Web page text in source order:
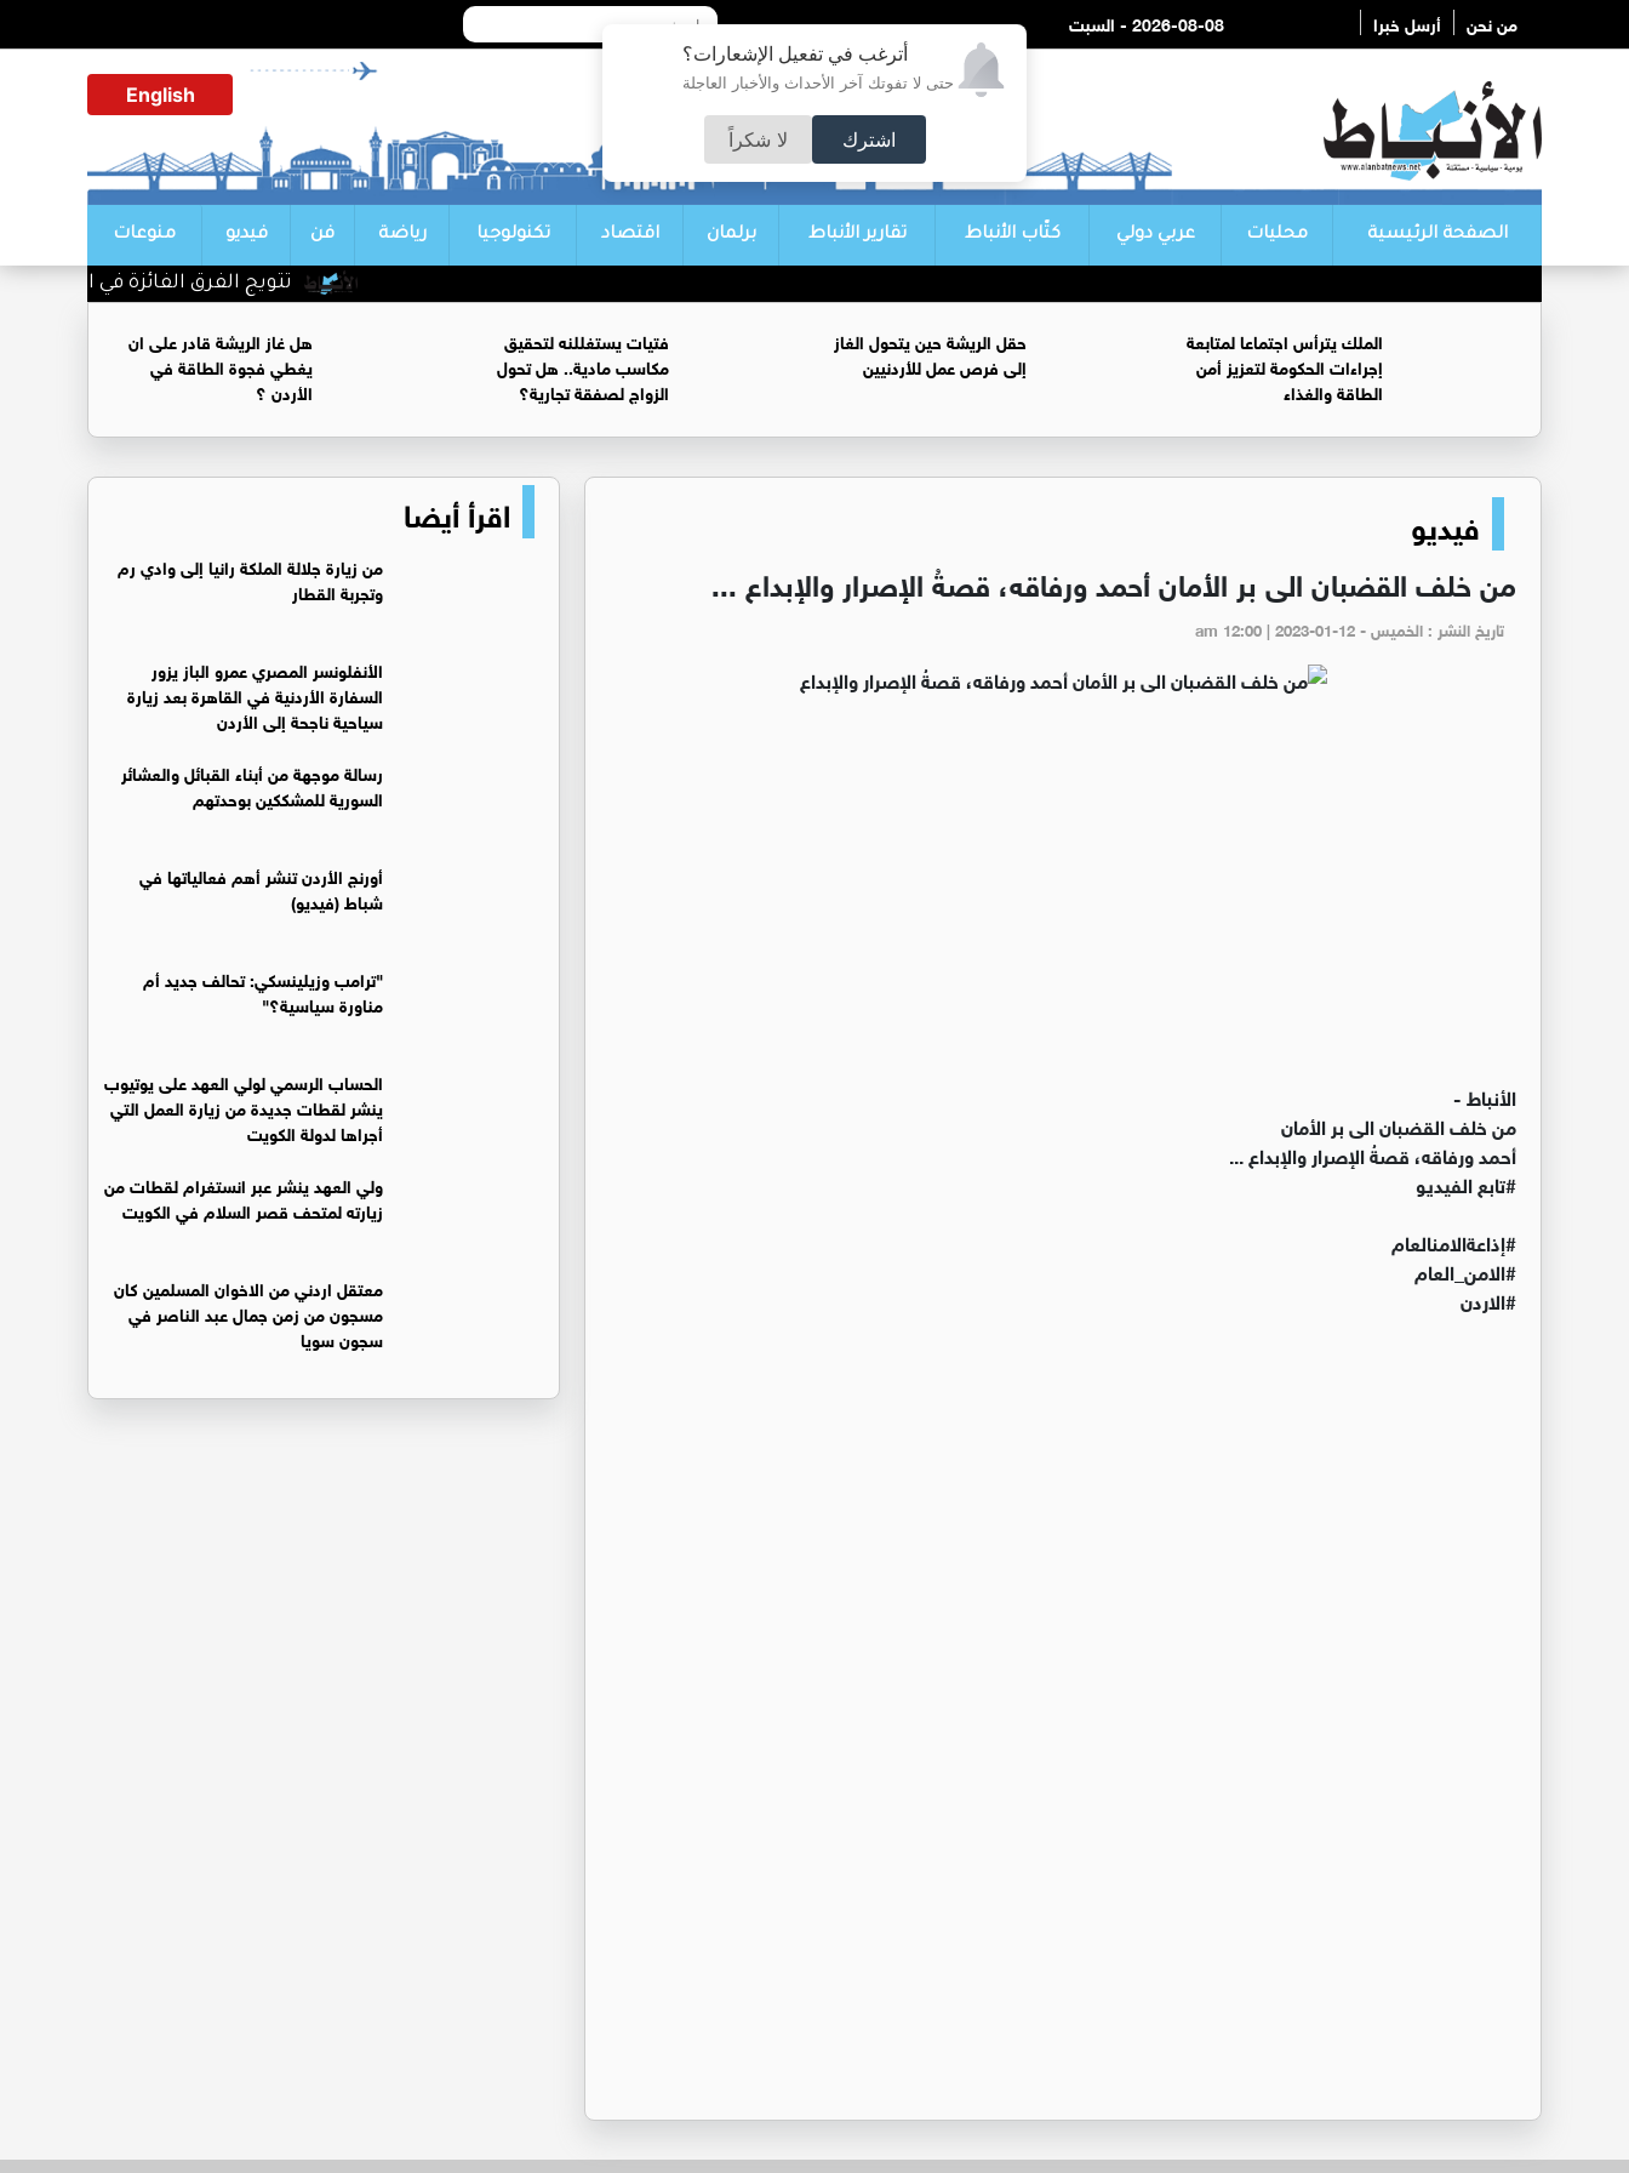
أترغب في تفعيل الإشعارات؟
حتى لا تفوتك آخر الأحداث والأخبار العاجلة
اشترك لا شكراً
من نحن أرسل خبرا 2026-08-08 - السبت
English
الصفحة الرئيسية محليات عربي دولي كتّاب الأنباط تقارير الأنباط برلمان اقتصاد تكنولوجيا رياضة فن فيديو منوعات
تتويج الفرق الفائزة في اليوم الأول
الملك يترأس اجتماعا لمتابعة
إجراءات الحكومة لتعزيز أمن
الطاقة والغذاء
حقل الريشة حين يتحول الغاز
إلى فرص عمل للأردنيين
فتيات يستغللنه لتحقيق
مكاسب مادية.. هل تحول
الزواج لصفقة تجارية؟
هل غاز الريشة قادر على ان
يغطي فجوة الطاقة في
الأردن ؟
فيديو
من خلف القضبان الى بر الأمان أحمد ورفاقه، قصةُ الإصرار والإبداع ...
تاريخ النشر : الخميس - am 12:00 | 2023-01-12
الأنباط -
من خلف القضبان الى بر الأمان
أحمد ورفاقه، قصةُ الإصرار والإبداع ...
#تابع الفيديو
#إذاعةالامنالعام
#الامن_العام
#الاردن
اقرأ أيضا
من زيارة جلالة الملكة رانيا إلى وادي رم
وتجربة القطار
الأنفلونسر المصري عمرو الباز يزور
السفارة الأردنية في القاهرة بعد زيارة
سياحية ناجحة إلى الأردن
رسالة موجهة من أبناء القبائل والعشائر
السورية للمشككين بوحدتهم
أورنج الأردن تنشر أهم فعالياتها في
شباط (فيديو)
"ترامب وزيلينسكي: تحالف جديد أم
مناورة سياسية؟"
الحساب الرسمي لولي العهد على يوتيوب
ينشر لقطات جديدة من زيارة العمل التي
أجراها لدولة الكويت
ولي العهد ينشر عبر انستغرام لقطات من
زيارته لمتحف قصر السلام في الكويت
معتقل اردني من الاخوان المسلمين كان
مسجون من زمن جمال عبد الناصر في
سجون سويا